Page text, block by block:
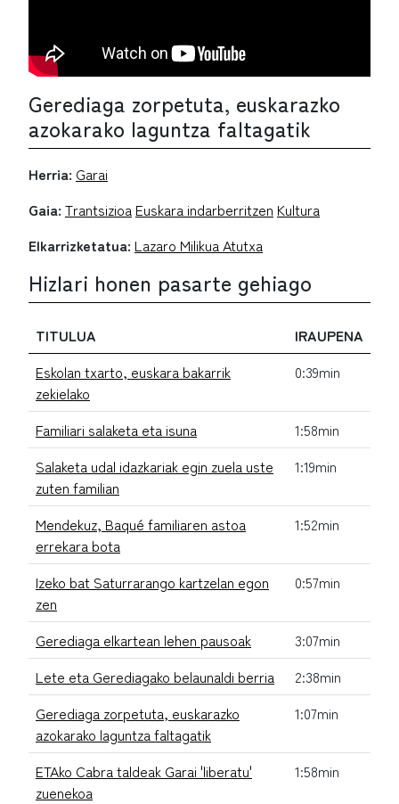
Gerediaga zorpetuta, euskarazko
azokarako laguntza faltagatik
Herria: Garai
Gaia: Trantsizioa Euskara indarberritzen Kultura
Elkarrizketatua: Lazaro Milikua Atutxa
Hizlari honen pasarte gehiago
TITULUA
IRAUPENA
Eskolan txarto, euskara bakarrik
zekielako
0:39min
Familiari salaketa eta isuna
1:58min
Salaketa udal idazkariak egin zuela uste
zuten familian
1:19min
Mendekuz, Baqué familiaren astoa
errekara bota
1:52min
Izeko bat Saturrarango kartzelan egon
zen
0:57min
Gerediaga elkartean lehen pausoak
3:07min
Lete eta Gerediagako belaunaldi berria
2:38min
Gerediaga zorpetuta, euskarazko
azokarako laguntza faltagatik
1:07min
ETAko Cabra taldeak Garai 'liberatu'
zuenekoa
1:58min